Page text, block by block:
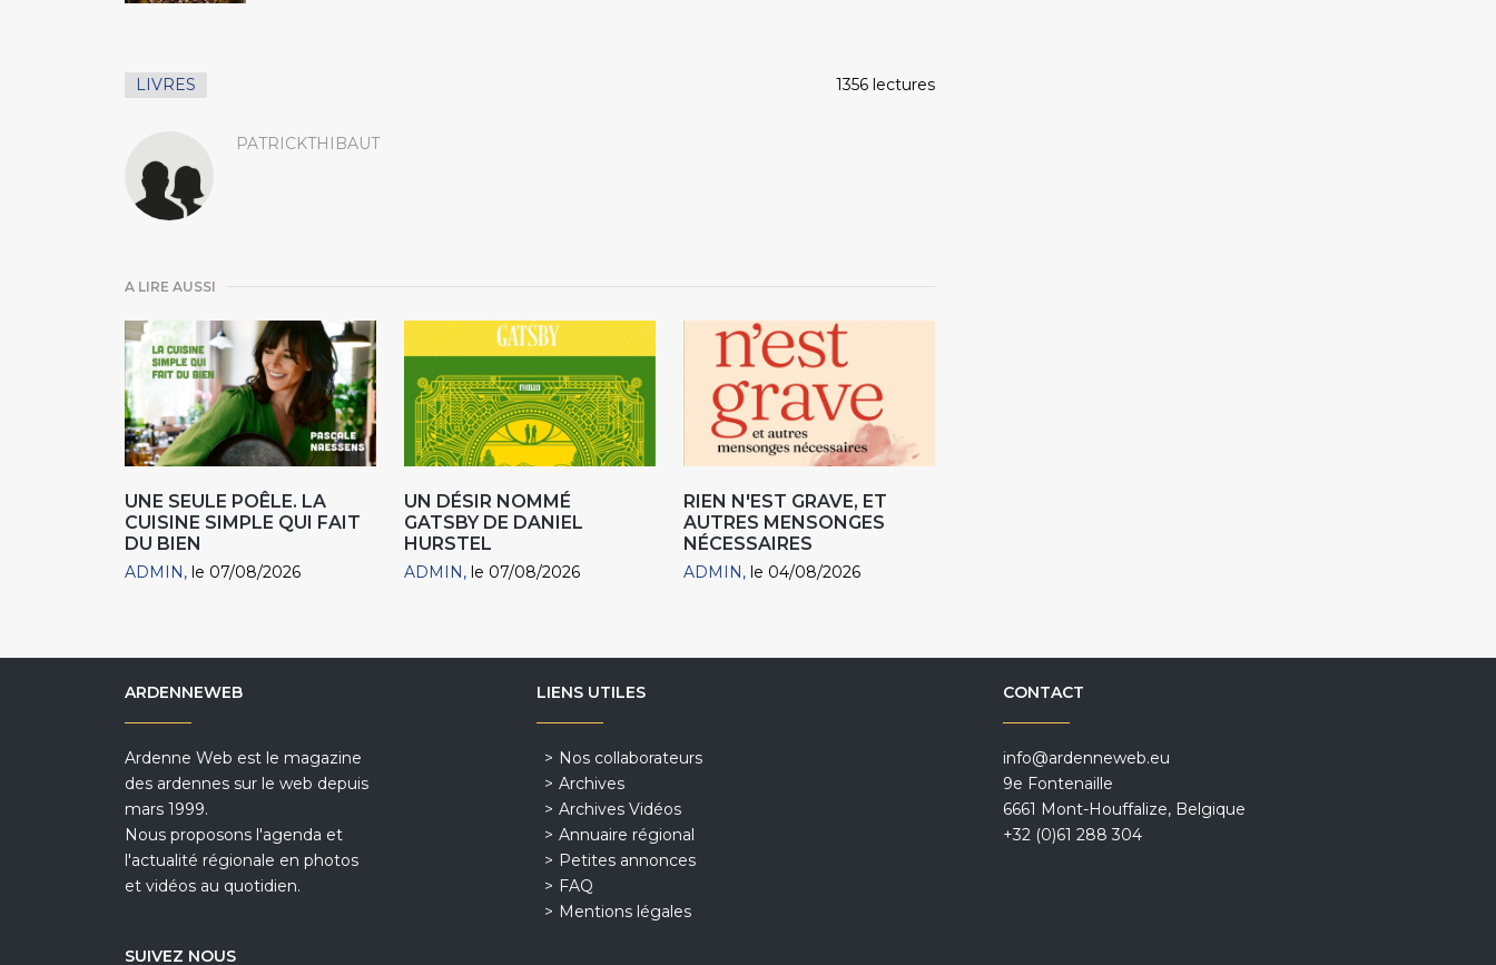
LIVRES 1356 lectures
PATRICKTHIBAUT
A LIRE AUSSI
UNE SEULE POÊLE. LA
CUISINE SIMPLE QUI FAIT
DU BIEN
ADMIN le 07/08/2026
UN DÉSIR NOMMÉ
GATSBY DE DANIEL
HURSTEL
ADMIN le 07/08/2026
RIEN N'EST GRAVE, ET
AUTRES MENSONGES
NÉCESSAIRES
ADMIN le 04/08/2026
ARDENNEWEB
Ardenne Web est le magazine
des ardennes sur le web depuis
mars 1999.
Nous proposons l'agenda et
l'actualité régionale en photos
et vidéos au quotidien.
SUIVEZ NOUS
LIENS UTILES
Nos collaborateurs
Archives
Archives Vidéos
Annuaire régional
Petites annonces
FAQ
Mentions légales
CONTACT
info@ardenneweb.eu
9e Fontenaille
6661 Mont-Houffalize, Belgique
+32 (0)61 288 304